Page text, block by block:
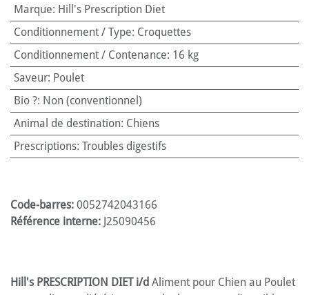
Marque: Hill's Prescription Diet
Conditionnement / Type: Croquettes
Conditionnement / Contenance: 16 kg
Saveur: Poulet
Bio ?: Non (conventionnel)
Animal de destination: Chiens
Prescriptions: Troubles digestifs
Code-barres: 0052742043166
Référence interne: J25090456
Hill's PRESCRIPTION DIET i/d Aliment pour Chien au Poulet